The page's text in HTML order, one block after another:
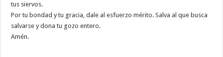
tus siervos.
Por tu bondad y tu gracia, dale al esfuerzo mérito. Salva al que busca
salvarse y dona tu gozo entero.
Amén.